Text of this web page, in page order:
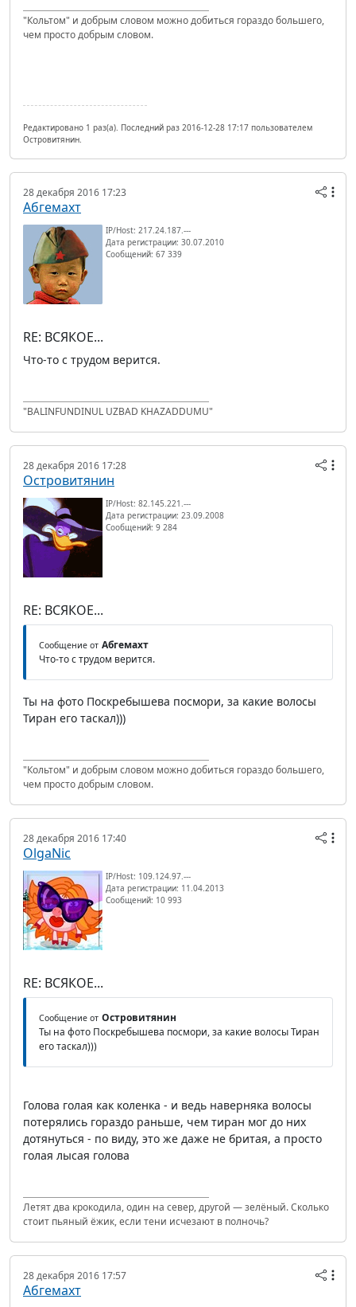
"Кольтом" и добрым словом можно добиться гораздо большего,
чем просто добрым словом.
Редактировано 1 раз(а). Последний раз 2016-12-28 17:17 пользователем
Островитянин.
28 декабря 2016 17:23
Абгемахт
IP/Host: 217.24.187.---
Дата регистрации: 30.07.2010
Сообщений: 67 339
RE: ВСЯКОЕ...
Что-то с трудом верится.
"BALINFUNDINUL UZBAD KHAZADDUMU"
28 декабря 2016 17:28
Островитянин
IP/Host: 82.145.221.---
Дата регистрации: 23.09.2008
Сообщений: 9 284
RE: ВСЯКОЕ...
Сообщение от Абгемахт
Что-то с трудом верится.
Ты на фото Поскребышева посмори, за какие волосы
Тиран его таскал)))
"Кольтом" и добрым словом можно добиться гораздо большего,
чем просто добрым словом.
28 декабря 2016 17:40
OlgaNic
IP/Host: 109.124.97.---
Дата регистрации: 11.04.2013
Сообщений: 10 993
RE: ВСЯКОЕ...
Сообщение от Островитянин
Ты на фото Поскребышева посмори, за какие волосы Тиран
его таскал)))
Голова голая как коленка - и ведь наверняка волосы
потерялись гораздо раньше, чем тиран мог до них
дотянуться - по виду, это же даже не бритая, а просто
голая лысая голова
Летят два крокодила, один на север, другой — зелёный. Сколько
стоит пьяный ёжик, если тени исчезают в полночь?
28 декабря 2016 17:57
Абгемахт